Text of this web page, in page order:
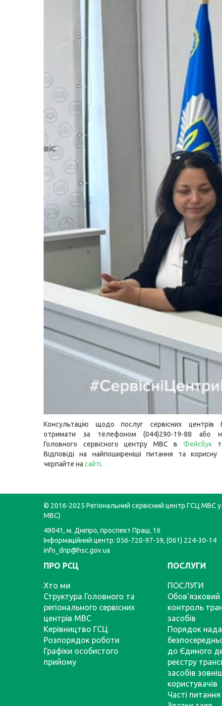
Консультацію щодо послуг сервісних
отримати за телефоном (044)290-19-88 або
Головного сервісного центру МВС в
Фейсбук
Відповіді на найпоширеніші питання та корисну
черпайте на сайті.
© 2016-2025 Регіональний сервісний центр ГСЦ МВС у
МВС)
49041, м. Дніпро, проспект Праці, 16
Інформаційний центр: 056-720-97-59, (061) 224-30-14
info_dnp@hsc.gov.ua
ПРО РСЦ
Хто ми
Структура Головного та
регіонального сервісних
центрів МВС
Керівництво ГСЦ
Розпорядок роботи
Графіки особистого
прийому
ПОСЛУГИ
ПОСЛУГИ
Обов’язковий
контроль
засобів
Порядок
до Єдиного
реєстру
засобів
користувачів
Часті питання